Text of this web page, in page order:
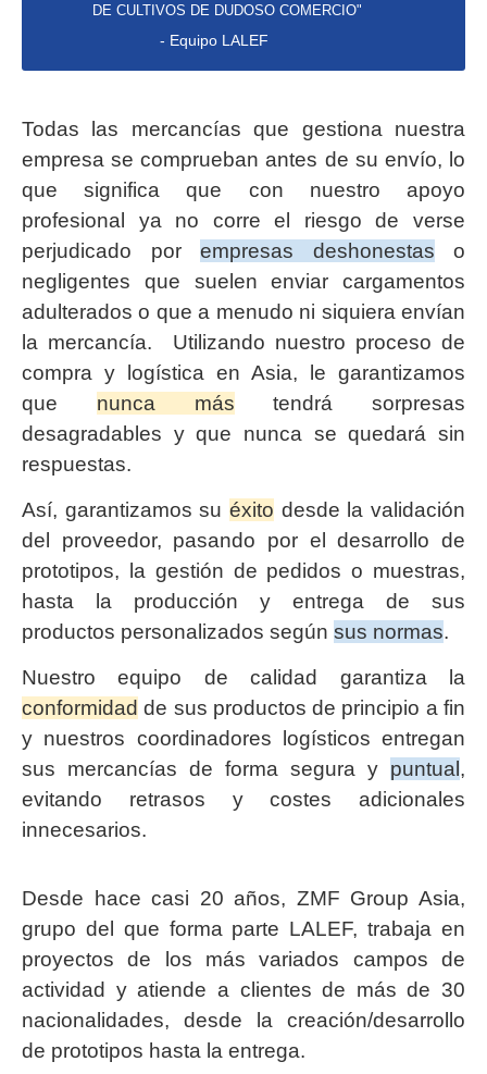
DE CULTIVOS DE DUDOSO COMERCIO"
- Equipo LALEF
Todas las mercancías que gestiona nuestra
empresa se comprueban antes de su envío, lo
que significa que con nuestro apoyo
profesional ya no corre el riesgo de verse
perjudicado por empresas deshonestas o
negligentes que suelen enviar cargamentos
adulterados o que a menudo ni siquiera envían
la mercancía. Utilizando nuestro proceso de
compra y logística en Asia, le garantizamos
que nunca más tendrá sorpresas
desagradables y que nunca se quedará sin
respuestas.
Así, garantizamos su éxito desde la validación
del proveedor, pasando por el desarrollo de
prototipos, la gestión de pedidos o muestras,
hasta la producción y entrega de sus
productos personalizados según sus normas.
Nuestro equipo de calidad garantiza la
conformidad de sus productos de principio a fin
y nuestros coordinadores logísticos entregan
sus mercancías de forma segura y puntual ,
evitando retrasos y costes adicionales
innecesarios.
Desde hace casi 20 años, ZMF Group Asia,
grupo del que forma parte LALEF, trabaja en
proyectos de los más variados campos de
actividad y atiende a clientes de más de 30
nacionalidades, desde la creación/desarrollo
de prototipos hasta la entrega.